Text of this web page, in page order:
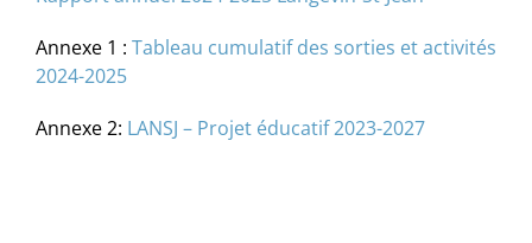
Annexe 1 : Tableau cumulatif des sorties et activités
2024-2025
Annexe 2: LANSJ – Projet éducatif 2023-2027